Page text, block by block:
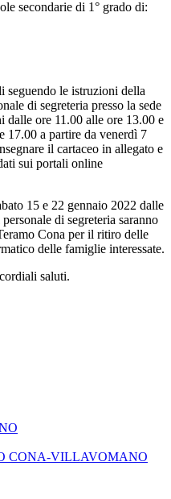
secondarie di 1° grado di:
le istruzioni della
di segreteria presso la sede
ore 11.00 alle ore 13.00 e
17.00 a partire da venerdì 7
il cartaceo in allegato e
sui portali online
15 e 22 gennaio 2022 dalle
di segreteria saranno
Cona per il ritiro delle
delle famiglie interessate.
saluti.
CONA-VILLAVOMANO